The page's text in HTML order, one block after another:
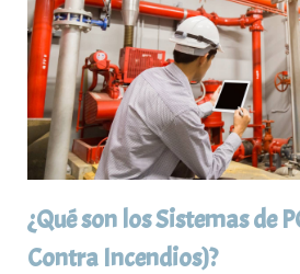
¿Qué son los Sistemas de
Contra Incendios)?